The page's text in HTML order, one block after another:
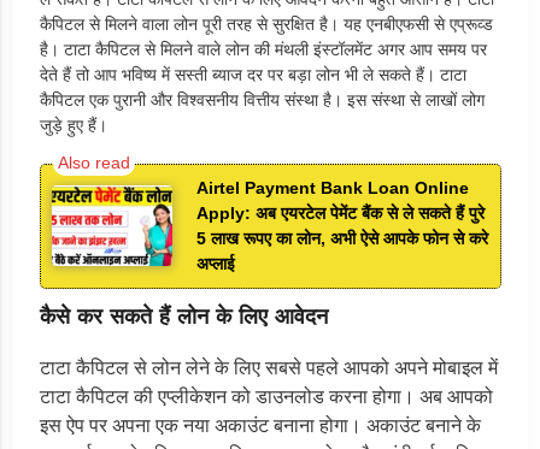
कैपिटल से मिलने वाला लोन पूरी तरह से सुरक्षित है। यह एनबीएफसी से एप्रूव्ड
है। टाटा कैपिटल से मिलने वाले लोन की मंथली इंस्टॉलमेंट अगर आप समय पर
देते हैं तो आप भविष्य में सस्ती ब्याज दर पर बड़ा लोन भी ले सकते हैं। टाटा
कैपिटल एक पुरानी और विश्वसनीय वित्तीय संस्था है। इस संस्था से लाखों लोग
जुड़े हुए हैं।
Airtel Payment Bank Loan Online
Apply: अब एयरटेल पेमेंट बैंक से ले सकते हैं पुरे
5 लाख रूपए का लोन, अभी ऐसे आपके फोन से करे
अप्लाई
कैसे कर सकते हैं लोन के लिए आवेदन
टाटा कैपिटल से लोन लेने के लिए सबसे पहले आपको अपने मोबाइल में
टाटा कैपिटल की एप्लीकेशन को डाउनलोड करना होगा। अब आपको
इस ऐप पर अपना एक नया अकाउंट बनाना होगा। अकाउंट बनाने के